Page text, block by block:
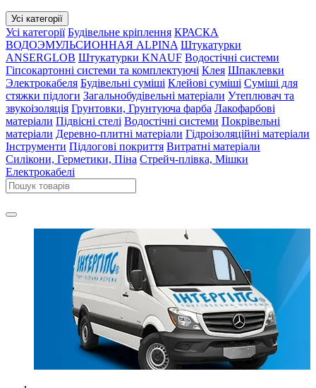
Усі категорії
Усі категорії Будівельне кріплення КРАСКА
ВОДОЭМУЛЬСИОННАЯ ALPINA Штукатурки
ANSERGLOB Штукатурки KNAUF Водостічні системи
Гіпсокартонні системи та комплектуючі Клея Шпаклевки
Электрокабеля Будівельні суміші Клейові суміші Суміші для
стяжки підлоги Загальнобудівельні матеріали Утеплювач та
звукоізоляція Грунтовки, Грунтуюча фарба Лакофарбові
матеріали Підвісні стелі Водостічні системи Покрівельні
матеріали Деревно-плитні матеріали Гідроізоляційні матеріали
Інструменти Підлогові покриття Витратні матеріали
Силікони, Герметики, Піна Стрейч-плівка, Мішки
Електрокабелі